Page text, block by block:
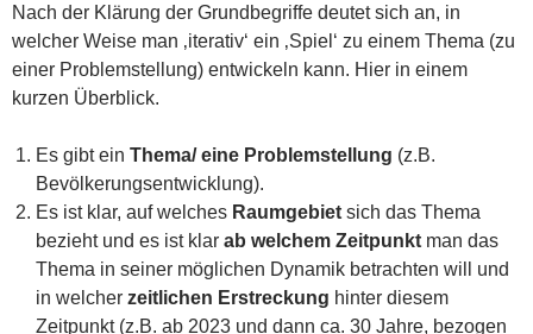
Nach der Klärung der Grundbegriffe deutet sich an, in
welcher Weise man ‚iterativ‘ ein ‚Spiel‘ zu einem Thema (zu
einer Problemstellung) entwickeln kann. Hier in einem
kurzen Überblick.
Es gibt ein Thema/ eine Problemstellung (z.B.
Bevölkerungsentwicklung).
Es ist klar, auf welches Raumgebiet sich das Thema
bezieht und es ist klar ab welchem Zeitpunkt man das
Thema in seiner möglichen Dynamik betrachten will und
in welcher zeitlichen Erstreckung hinter diesem
Zeitpunkt (z.B. ab 2023 und dann ca. 30 Jahre, bezogen